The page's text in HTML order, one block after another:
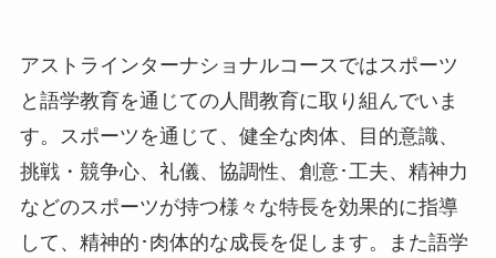
アストラインターナショナルコースではスポーツ
と語学教育を通じての人間教育に取り組んでいま
す。スポーツを通じて、健全な肉体、目的意識、
挑戦・競争心、礼儀、協調性、創意･工夫、精神力
などのスポーツが持つ様々な特長を効果的に指導
して、精神的･肉体的な成長を促します。また語学